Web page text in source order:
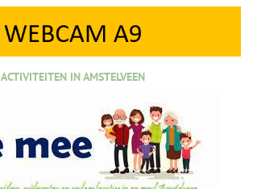
ACTIVITEITEN IN AMSTELVEEN